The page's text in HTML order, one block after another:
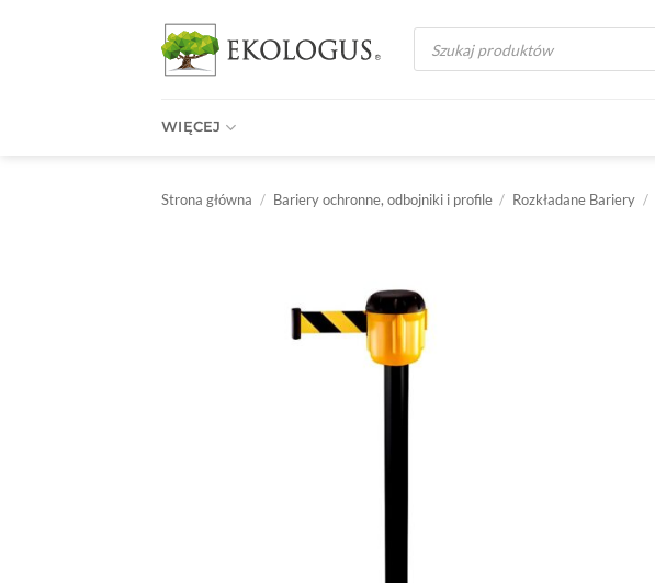
Wyszukiwarka
produktów
WIĘCEJ
Strona główna / Bariery ochronne, odbojniki i profile / Rozkładane Bariery /